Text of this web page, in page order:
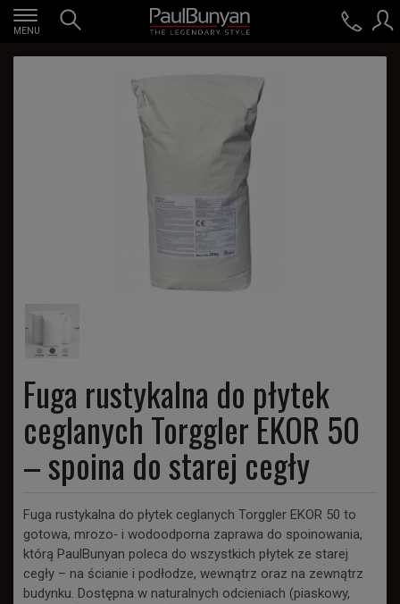
MENU
Fuga rustykalna do płytek
ceglanych Torggler EKOR 50
– spoina do starej cegły
Fuga rustykalna do płytek ceglanych Torggler EKOR 50 to
gotowa, mrozo‑ i wodoodporna zaprawa do spoinowania,
którą PaulBunyan poleca do wszystkich płytek ze starej
cegły – na ścianie i podłodze, wewnątrz oraz na zewnątrz
budynku. Dostępna w naturalnych odcieniach (piaskowy,